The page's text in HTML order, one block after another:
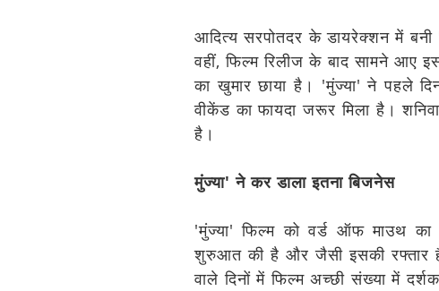
आदित्य सरपोतदर के डायरेक्शन में बनी
वहीं, फिल्म रिलीज के बाद सामने
का खुमार छाया है। 'मुंज्या' ने पहले
वीकेंड का फायदा जरूर मिला है।
है।
मुंज्या' ने कर डाला इतना बिजनेस
'मुंज्या' फिल्म को वर्ड ऑफ माउथ
शुरुआत की है और जैसी इसकी रफ्तार
वाले दिनों में फिल्म अच्छी संख्या में